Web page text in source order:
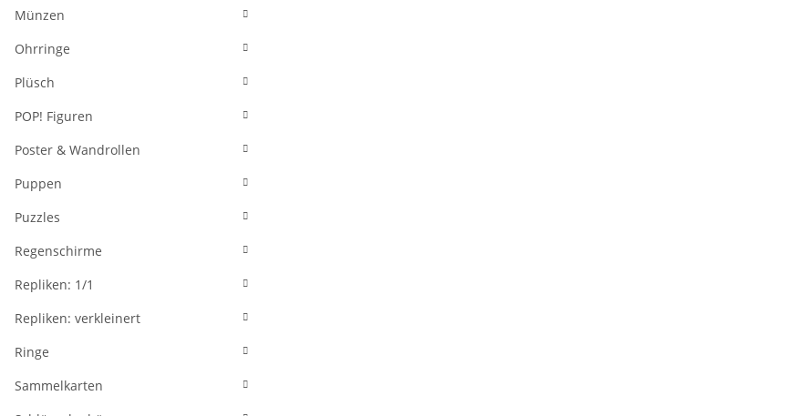
Münzen
Ohrringe
Plüsch
POP! Figuren
Poster & Wandrollen
Puppen
Puzzles
Regenschirme
Repliken: 1/1
Repliken: verkleinert
Ringe
Sammelkarten